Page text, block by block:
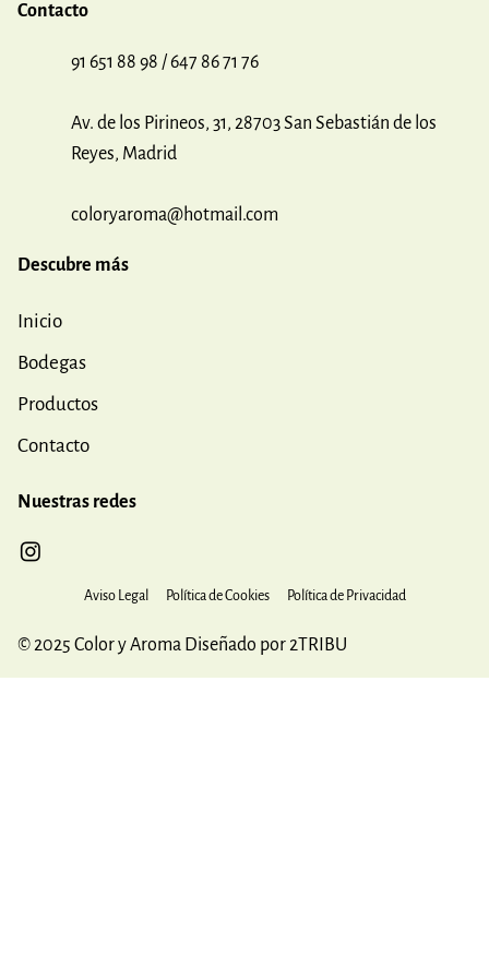
Contacto
91 651 88 98 / 647 86 71 76
Av. de los Pirineos, 31, 28703 San Sebastián de los
Reyes, Madrid
coloryaroma@hotmail.com
Descubre más
Inicio
Bodegas
Productos
Contacto
Nuestras redes
Aviso Legal Política de Cookies Política de Privacidad
© 2025 Color y Aroma Diseñado por 2TRIBU